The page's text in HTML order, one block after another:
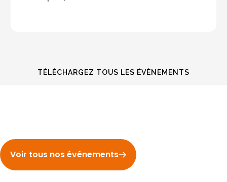
TÉLÉCHARGEZ TOUS LES ÉVÈNEMENTS
Voir tous nos événements